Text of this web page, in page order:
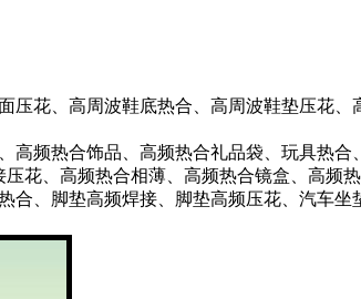
花、高周波鞋底热合、高周波鞋垫压花、
频热合饰品、高频热合礼品袋、玩具热
花、高频热合相薄、高频热合镜盒、高频热
、脚垫高频焊接、脚垫高频压花、汽车